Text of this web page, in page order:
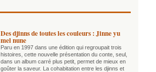
Des djinns de toutes les couleurs : Jinne yu
mel nune
Paru en 1997 dans une édition qui regroupait trois
histoires, cette nouvelle présentation du conte, seul,
dans un album carré plus petit, permet de mieux en
goûter la saveur. La cohabitation entre les djinns et